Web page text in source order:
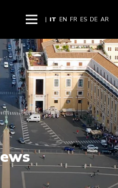
| IT EN FR ES DE AR